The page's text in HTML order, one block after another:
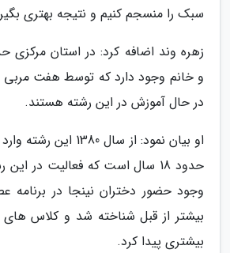
سبک را منسجم کنیم و نتیجه بهتری
و خانم وجود دارد که توسط هفت مربی
در حال آموزش در این رشته هستند.
او بیان نمود: از سال
حدود 18 سال است که فعالیت در
وجود حضور دختران نینجا در برنامه
بیشتر از قبل شناخته شد و کلاس های
بیشتری پیدا کرد.